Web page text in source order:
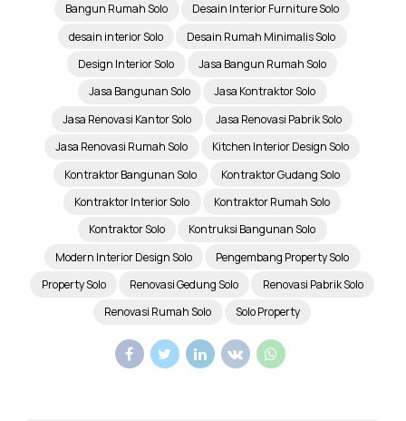
Bangun Rumah Solo
Desain Interior Furniture Solo
desain interior Solo
Desain Rumah Minimalis Solo
Design Interior Solo
Jasa Bangun Rumah Solo
Jasa Bangunan Solo
Jasa Kontraktor Solo
Jasa Renovasi Kantor Solo
Jasa Renovasi Pabrik Solo
Jasa Renovasi Rumah Solo
Kitchen Interior Design Solo
Kontraktor Bangunan Solo
Kontraktor Gudang Solo
Kontraktor Interior Solo
Kontraktor Rumah Solo
Kontraktor Solo
Kontruksi Bangunan Solo
Modern Interior Design Solo
Pengembang Property Solo
Property Solo
Renovasi Gedung Solo
Renovasi Pabrik Solo
Renovasi Rumah Solo
Solo Property